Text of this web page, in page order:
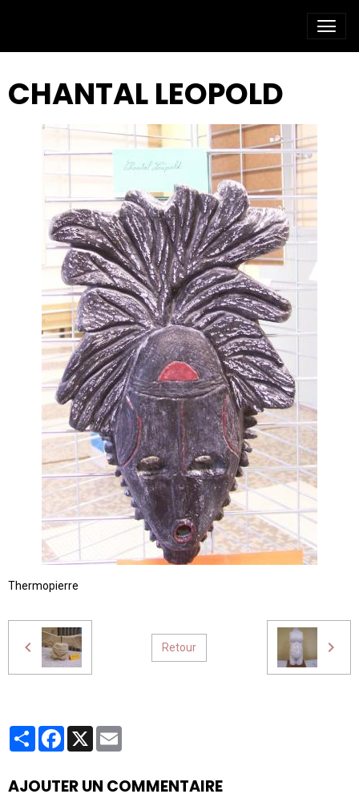
CHANTAL LEOPOLD
Thermopierre
Retour
PartagerFacebook
X
AJOUTER UN COMMENTAIRE